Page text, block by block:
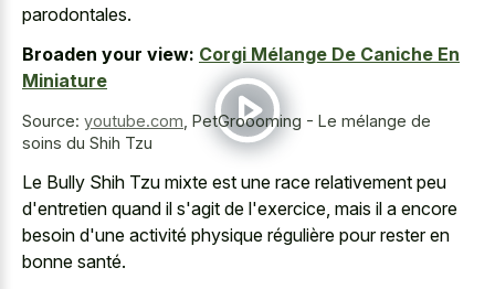
parodontales.
Broaden your view: Corgi Mélange De Caniche En
Miniature
Source: youtube.com PetGroooming - Le mélange de
soins du Shih Tzu
Le Bully Shih Tzu mixte est une race relativement peu
d'entretien quand il s'agit de l'exercice, mais il a encore
besoin d'une activité physique régulière pour rester en
bonne santé.